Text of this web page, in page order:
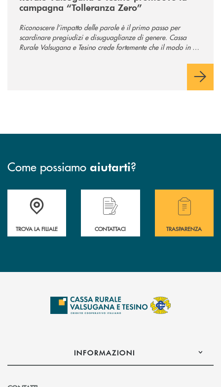
campagna “Tolleranza Zero”
Riconoscere l’impatto delle parole è il primo passo per
scardinare pregiudizi e disuguaglianze di genere. Cassa
Rurale Valsugana e Tesino crede fortemente che il modo in cui
Come possiamo aiutarti?
Accedi all' elenco completo delle filiali .
TROVA LA FILIALE
Hai bisogno di assistenza immediata?
CONTATTACI
Hai bisogno di
TRASPARENZA
INFORMAZIONI